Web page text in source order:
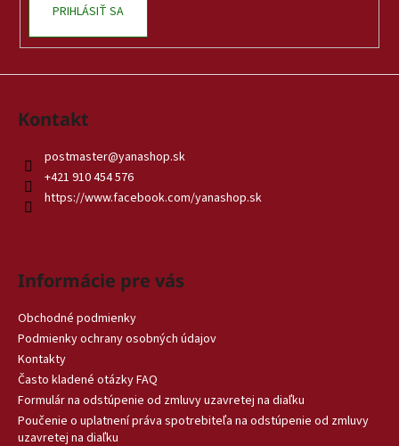
PRIHLÁSIŤ SA
Kontakt
postmaster@yanashop.sk
+421 910 454 576
https://www.facebook.com/yanashop.sk
Informácie pre vás
Obchodné podmienky
Podmienky ochrany osobných údajov
Kontakty
Často kladené otázky FAQ
Formulár na odstúpenie od zmluvy uzavretej na diaľku
Poučenie o uplatnení práva spotrebiteľa na odstúpenie od zmluvy
uzavretej na diaľku